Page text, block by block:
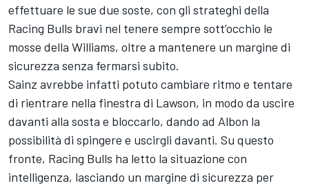
effettuare le sue due soste, con gli strateghi della
Racing Bulls bravi nel tenere sempre sott’occhio le
mosse della Williams, oltre a mantenere un margine di
sicurezza senza fermarsi subito.
Sainz avrebbe infatti potuto cambiare ritmo e tentare
di rientrare nella finestra di Lawson, in modo da uscire
davanti alla sosta e bloccarlo, dando ad Albon la
possibilità di spingere e uscirgli davanti. Su questo
fronte, Racing Bulls ha letto la situazione con
intelligenza, lasciando un margine di sicurezza per